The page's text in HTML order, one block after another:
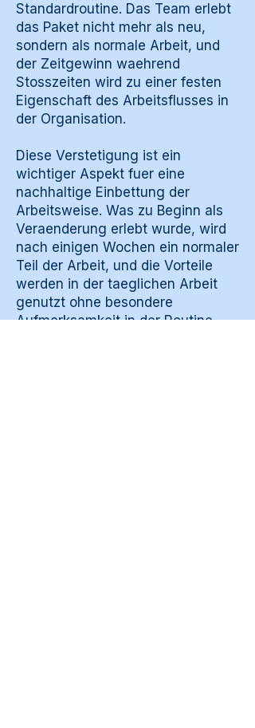
Standardroutine. Das Team erlebt
das Paket nicht mehr als neu,
sondern als normale Arbeit, und
der Zeitgewinn waehrend
Stosszeiten wird zu einer festen
Eigenschaft des Arbeitsflusses in
der Organisation.
Diese Verstetigung ist ein
wichtiger Aspekt fuer eine
nachhaltige Einbettung der
Arbeitsweise. Was zu Beginn als
Veraenderung erlebt wurde, wird
nach einigen Wochen ein normaler
Teil der Arbeit, und die Vorteile
werden in der taeglichen Arbeit
genutzt ohne besondere
Aufmerksamkeit in der Routine.